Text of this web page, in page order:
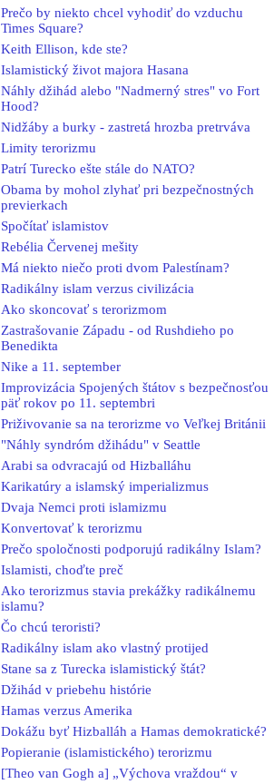
Prečo by niekto chcel vyhodiť do vzduchu
Times Square?
Keith Ellison, kde ste?
Islamistický život majora Hasana
Náhly džihád alebo "Nadmerný stres" vo Fort
Hood?
Nidžáby a burky - zastretá hrozba pretrváva
Limity terorizmu
Patrí Turecko ešte stále do NATO?
Obama by mohol zlyhať pri bezpečnostných
previerkach
Spočítať islamistov
Rebélia Červenej mešity
Má niekto niečo proti dvom Palestínam?
Radikálny islam verzus civilizácia
Ako skoncovať s terorizmom
Zastrašovanie Západu - od Rushdieho po
Benedikta
Nike a 11. september
Improvizácia Spojených štátov s bezpečnosťou
päť rokov po 11. septembri
Priživovanie sa na terorizme vo Veľkej Británii
"Náhly syndróm džihádu" v Seattle
Arabi sa odvracajú od Hizballáhu
Karikatúry a islamský imperializmus
Dvaja Nemci proti islamizmu
Konvertovať k terorizmu
Prečo spoločnosti podporujú radikálny Islam?
Islamisti, choďte preč
Ako terorizmus stavia prekážky radikálnemu
islamu?
Čo chcú teroristi?
Radikálny islam ako vlastný protijed
Stane sa z Turecka islamistický štát?
Džihád v priebehu histórie
Hamas verzus Amerika
Dokážu byť Hizballáh a Hamas demokratické?
Popieranie (islamistického) terorizmu
[Theo van Gogh a] „Výchova vraždou“ v